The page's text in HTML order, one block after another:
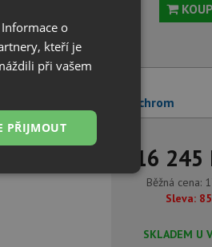
ALPINIA BGA 063M chrom
16 245
Běžná cena:
Sleva:
SKLADEM U
o
kteří je
při vašem
PŘIJMOUT
Nezařazené